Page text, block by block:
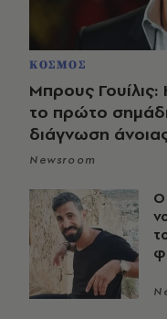
ΚΟΣΜΟΣ
Μπρους
το πρώτο
διάγνωση
Newsroom